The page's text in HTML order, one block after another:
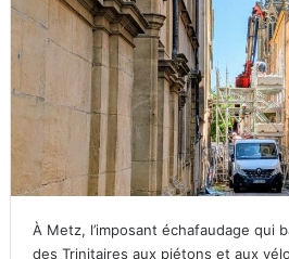
À Metz, l’imposant échafaudage qui
des Trinitaires aux piétons et aux